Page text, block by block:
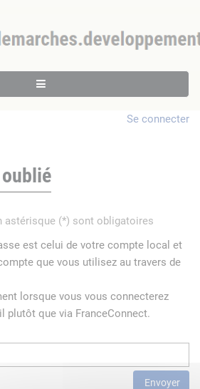
Se connecter
astérisque (*) sont obligatoires
est celui de votre compte local et
que vous utilisez au travers de
lorsque vous vous connecterez
plutôt que via FranceConnect.
Envoyer